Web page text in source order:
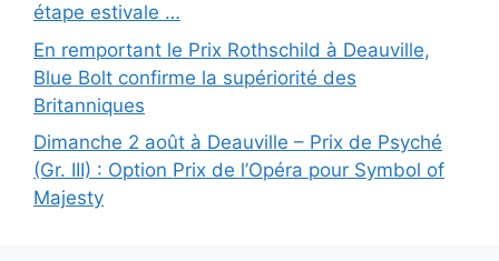
étape estivale …
En remportant le Prix Rothschild à Deauville,
Blue Bolt confirme la supériorité des
Britanniques
Dimanche 2 août à Deauville – Prix de Psyché
(Gr. III) : Option Prix de l’Opéra pour Symbol of
Majesty